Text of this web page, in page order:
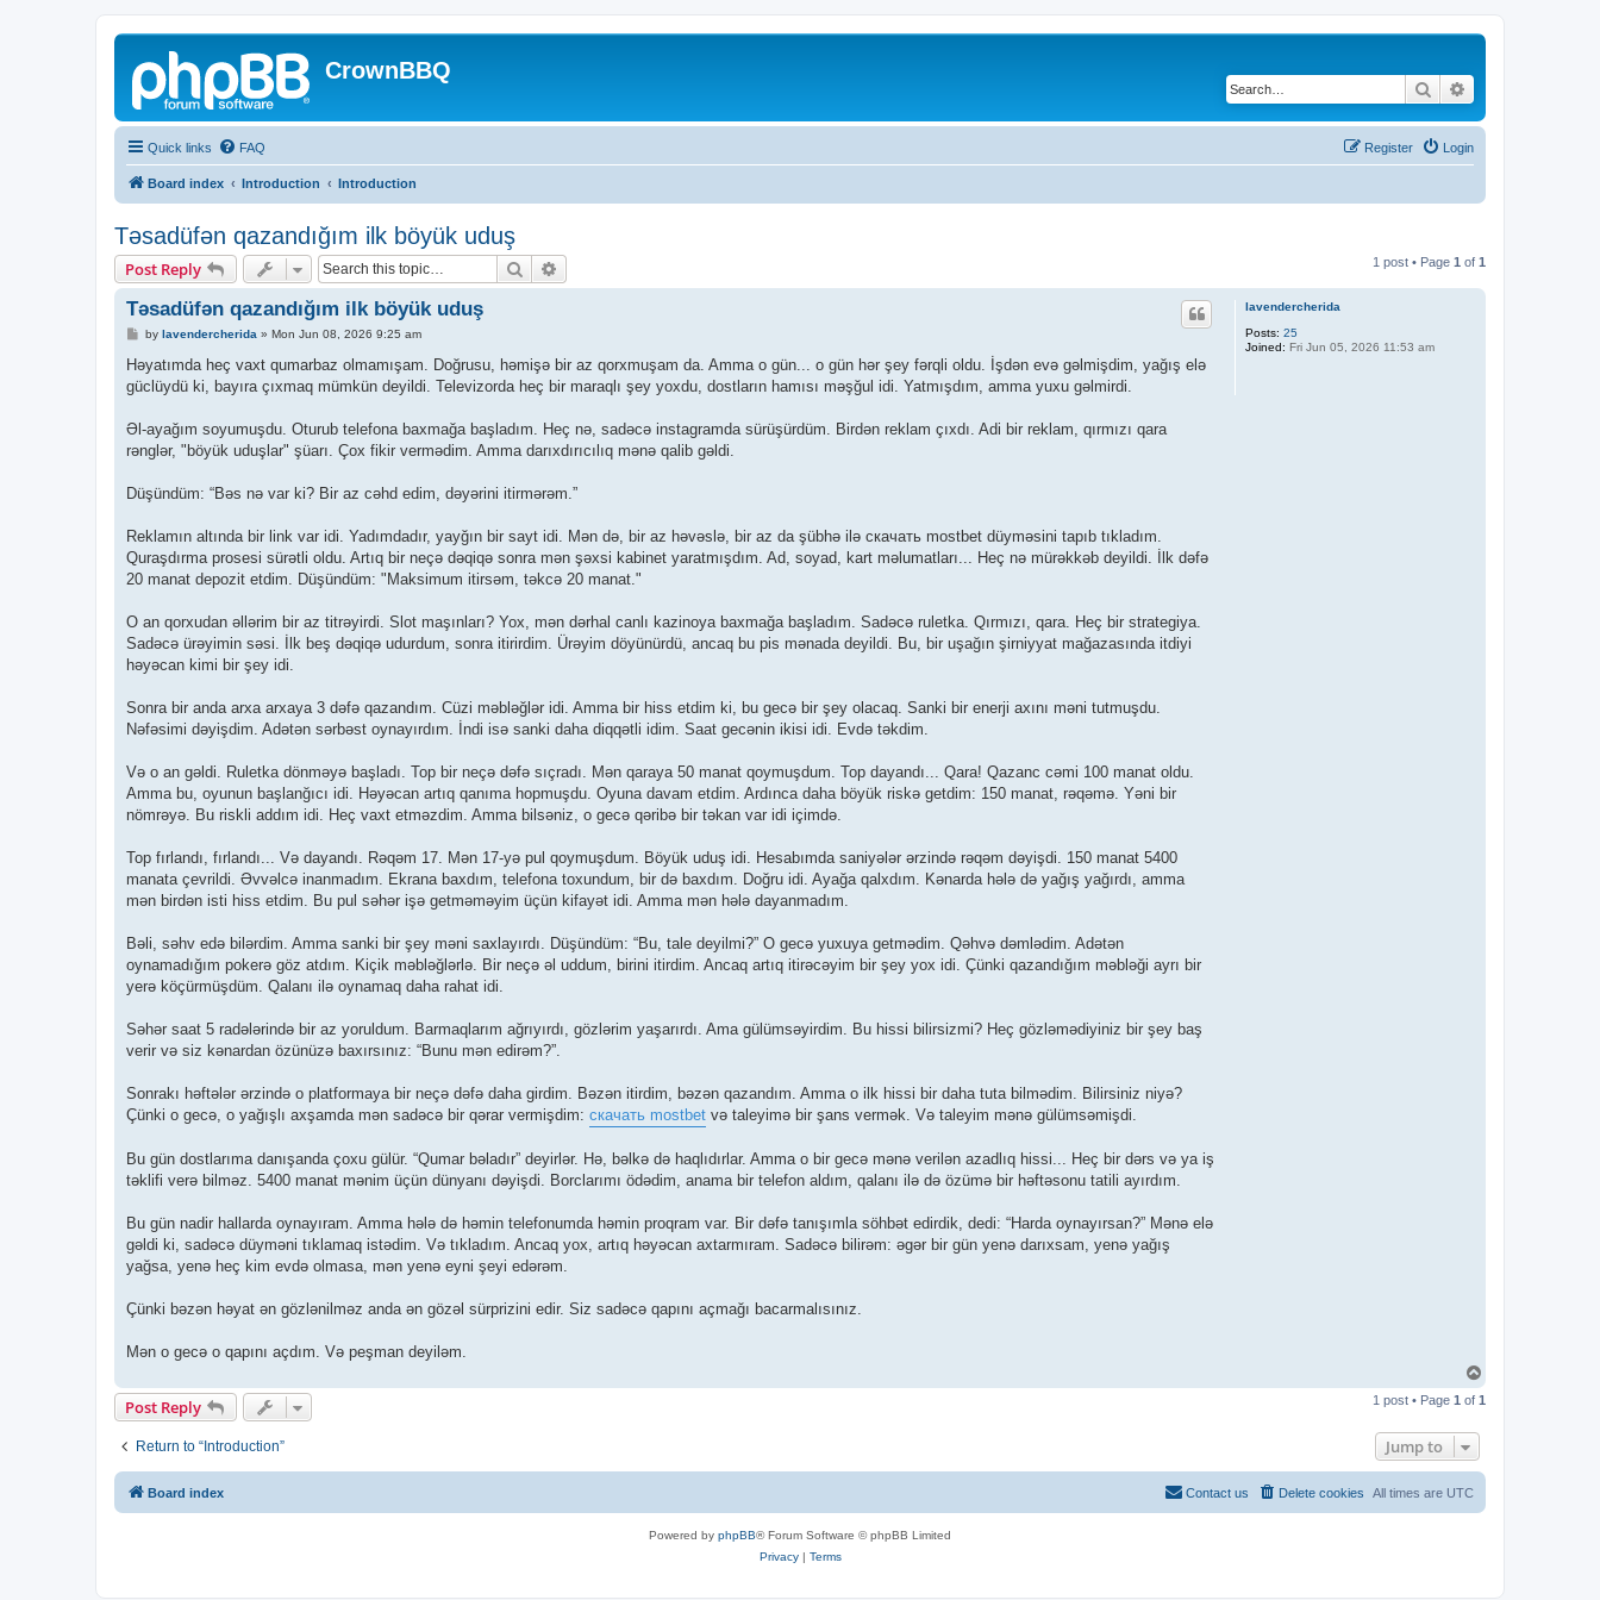
CrownBBQ
Search
Quick links FAQ Login
Register
Board index Introduction Introduction
Təsadüfən qazandığım ilk böyük uduş
Post Reply Search 1 post • Page 1 of 1
lavendercherida
Posts: 25
Joined: Fri Jun 05, 2026 11:53 am
Təsadüfən qazandığım ilk böyük uduş
P
s
by lavendercherida » Mon Jun 08, 2026 9:25 am
Həyatımda heç vaxt qumarbaz olmamışam. Doğrusu, həmişə bir az qorxmuşam da. Amma o gün... o gün hər şey fərqli oldu. İşdən evə gəlmişdim, yağış elə
güclüydü ki, bayıra çıxmaq mümkün deyildi. Televizorda heç bir maraqlı şey yoxdu, dostların hamısı məşğul idi. Yatmışdım, amma yuxu gəlmirdi.
Əl-ayağım soyumuşdu. Oturub telefona baxmağa başladım. Heç nə, sadəcə instagramda sürüşürdüm. Birdən reklam çıxdı. Adi bir reklam, qırmızı qara
rənglər, "böyük uduşlar" şüarı. Çox fikir vermədim. Amma darıxdırıcılıq mənə qalib gəldi.
Düşündüm: “Bəs nə var ki? Bir az cəhd edim, dəyərini itirmərəm.”
Reklamın altında bir link var idi. Yadımdadır, yayğın bir sayt idi. Mən də, bir az həvəslə, bir az da şübhə ilə скачать mostbet düyməsini tapıb tıkladım.
Quraşdırma prosesi sürətli oldu. Artıq bir neçə dəqiqə sonra mən şəxsi kabinet yaratmışdım. Ad, soyad, kart məlumatları... Heç nə mürəkkəb deyildi. İlk dəfə
20 manat depozit etdim. Düşündüm: "Maksimum itirsəm, təkcə 20 manat."
O an qorxudan əllərim bir az titrəyirdi. Slot maşınları? Yox, mən dərhal canlı kazinoya baxmağa başladım. Sadəcə ruletka. Qırmızı, qara. Heç bir strategiya.
Sadəcə ürəyimin səsi. İlk beş dəqiqə udurdum, sonra itirirdim. Ürəyim döyünürdü, ancaq bu pis mənada deyildi. Bu, bir uşağın şirniyyat mağazasında itdiyi
həyəcan kimi bir şey idi.
Sonra bir anda arxa arxaya 3 dəfə qazandım. Cüzi məbləğlər idi. Amma bir hiss etdim ki, bu gecə bir şey olacaq. Sanki bir enerji axını məni tutmuşdu.
Nəfəsimi dəyişdim. Adətən sərbəst oynayırdım. İndi isə sanki daha diqqətli idim. Saat gecənin ikisi idi. Evdə təkdim.
Və o an gəldi. Ruletka dönməyə başladı. Top bir neçə dəfə sıçradı. Mən qaraya 50 manat qoymuşdum. Top dayandı... Qara! Qazanc cəmi 100 manat oldu.
Amma bu, oyunun başlanğıcı idi. Həyəcan artıq qanıma hopmuşdu. Oyuna davam etdim. Ardınca daha böyük riskə getdim: 150 manat, rəqəmə. Yəni bir
nömrəyə. Bu riskli addım idi. Heç vaxt etməzdim. Amma bilsəniz, o gecə qəribə bir təkan var idi içimdə.
Top fırlandı, fırlandı... Və dayandı. Rəqəm 17. Mən 17-yə pul qoymuşdum. Böyük uduş idi. Hesabımda saniyələr ərzində rəqəm dəyişdi. 150 manat 5400
manata çevrildi. Əvvəlcə inanmadım. Ekrana baxdım, telefona toxundum, bir də baxdım. Doğru idi. Ayağa qalxdım. Kənarda hələ də yağış yağırdı, amma
mən birdən isti hiss etdim. Bu pul səhər işə getməməyim üçün kifayət idi. Amma mən hələ dayanmadım.
Bəli, səhv edə bilərdim. Amma sanki bir şey məni saxlayırdı. Düşündüm: “Bu, tale deyilmi?” O gecə yuxuya getmədim. Qəhvə dəmlədim. Adətən
oynamadığım pokerə göz atdım. Kiçik məbləğlərlə. Bir neçə əl uddum, birini itirdim. Ancaq artıq itirəcəyim bir şey yox idi. Çünki qazandığım məbləği ayrı bir
yerə köçürmüşdüm. Qalanı ilə oynamaq daha rahat idi.
Səhər saat 5 radələrində bir az yoruldum. Barmaqlarım ağrıyırdı, gözlərim yaşarırdı. Ama gülümsəyirdim. Bu hissi bilirsizmi? Heç gözləmədiyiniz bir şey baş
verir və siz kənardan özünüzə baxırsınız: “Bunu mən edirəm?”.
Sonrakı həftələr ərzində o platformaya bir neçə dəfə daha girdim. Bəzən itirdim, bəzən qazandım. Amma o ilk hissi bir daha tuta bilmədim. Bilirsiniz niyə?
Çünki o gecə, o yağışlı axşamda mən sadəcə bir qərar vermişdim: скачать mostbet və taleyimə bir şans vermək. Və taleyim mənə gülümsəmişdi.
Bu gün dostlarıma danışanda çoxu gülür. “Qumar bəladır” deyirlər. Hə, bəlkə də haqlıdırlar. Amma o bir gecə mənə verilən azadlıq hissi... Heç bir dərs və ya iş
təklifi verə bilməz. 5400 manat mənim üçün dünyanı dəyişdi. Borclarımı ödədim, anama bir telefon aldım, qalanı ilə də özümə bir həftəsonu tatili ayırdım.
Bu gün nadir hallarda oynayıram. Amma hələ də həmin telefonumda həmin proqram var. Bir dəfə tanışımla söhbət edirdik, dedi: “Harda oynayırsan?” Mənə elə
gəldi ki, sadəcə düyməni tıklamaq istədim. Və tıkladım. Ancaq yox, artıq həyəcan axtarmıram. Sadəcə bilirəm: əgər bir gün yenə darıxsam, yenə yağış
yağsa, yenə heç kim evdə olmasa, mən yenə eyni şeyi edərəm.
Çünki bəzən həyat ən gözlənilməz anda ən gözəl sürprizini edir. Siz sadəcə qapını açmağı bacarmalısınız.
Mən o gecə o qapını açdım. Və peşman deyiləm.
p
Post Reply 1 post • Page 1 of 1
Return to “Introduction” Jump to
Board index All times are UTC
Delete cookies
Contact us
Powered by phpBB® Forum Software © phpBB Limited
Privacy| Terms